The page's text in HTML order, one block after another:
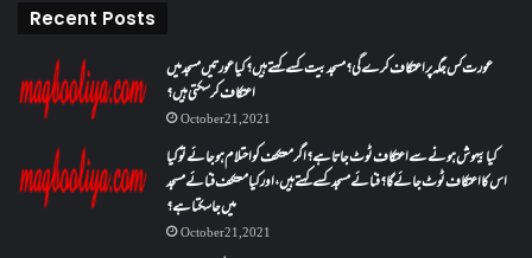
Recent Posts
عورت کس جگہ پر اعتکاف کرے گی؟مسجد بیت کسے کہتے ہیں؟کیا عورتیں مسجد میں
اعتکاف کر سکتی ہیں؟
October 21, 2021
کیا بیہوش ہونے سے اعتکاف ٹوٹ جاتا ہے؟ اگر معتکف کو احتلام ہو جائے تو کیا
اس کا اعتکاف ٹوٹ جائے گا؟فنائے مسجد کسے کہتے ہیں ، اور کیا معتکف فنائے مسجد
میں جا سکتا ہے؟
October 21, 2021